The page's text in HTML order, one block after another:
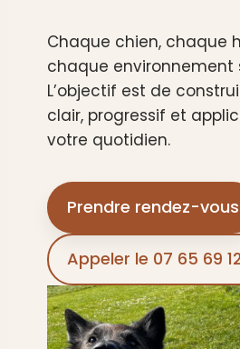
Chaque chien, chaque
chaque environnement
L’objectif est de
clair, progressif et
votre quotidien.
Prendre rendez-vous
Appeler le 07 65 69